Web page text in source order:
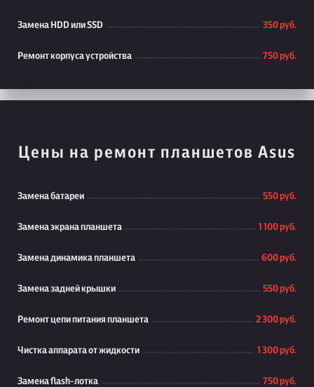
Замена HDD или SSD 350 руб.
Ремонт корпуса устройства 750 руб.
Цены на ремонт планшетов Asus
Замена батареи 550 руб.
Замена экрана планшета 1 100 руб.
Замена динамика планшета 600 руб.
Замена задней крышки 550 руб.
Ремонт цепи питания планшета 2 300 руб.
Чистка аппарата от жидкости 1 300 руб.
Замена flash-лотка 750 руб.